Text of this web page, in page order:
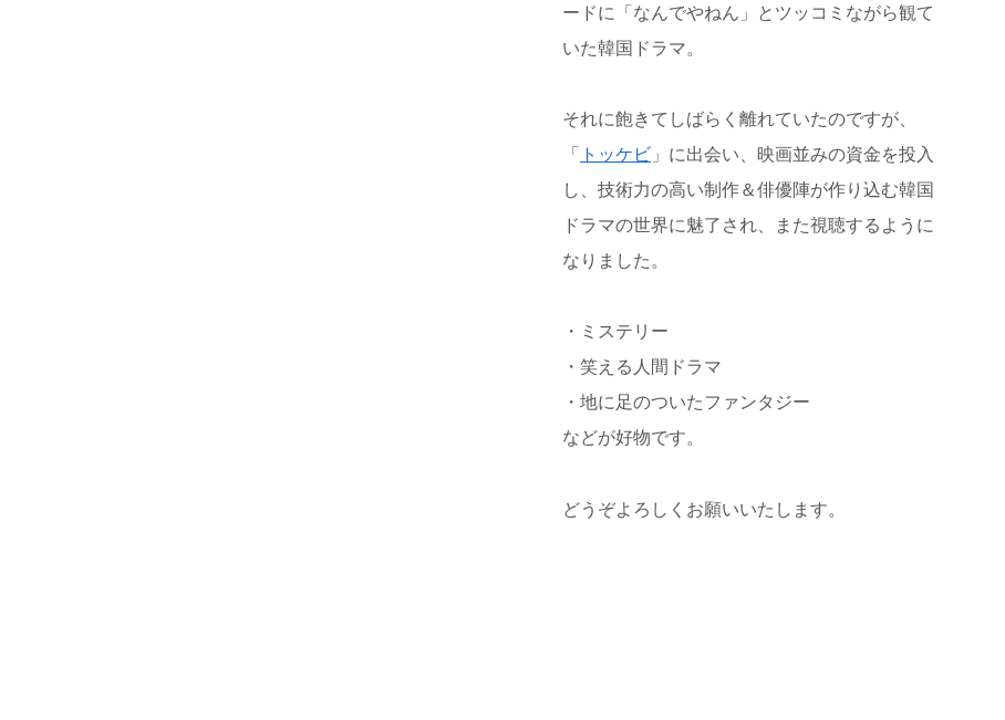
ードに「なんでやねん」とツッコミながら観て
いた韓国ドラマ。
それに飽きてしばらく離れていたのですが、
「 トッケビ 」に出会い、映画並みの資金を投入
し、技術力の高い制作＆俳優陣が作り込む韓国
ドラマの世界に魅了され、また視聴するように
なりました。
・ミステリー
・笑える人間ドラマ
・地に足のついたファンタジー
などが好物です。
どうぞよろしくお願いいたします。